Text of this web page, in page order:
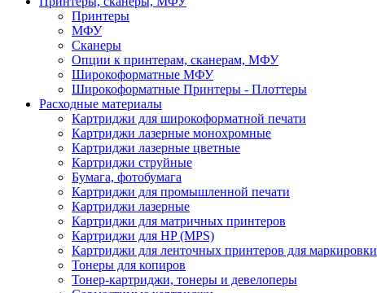
Принтеры
МФУ
Сканеры
Опции к принтерам, сканерам, МФУ
Широкоформатные МФУ
Широкоформатные Принтеры - Плоттеры
Расходные материалы
Картриджи для широкоформатной печати
Картриджи лазерные монохромные
Картриджи лазерные цветные
Картриджи струйные
Бумага, фотобумага
Картриджи для промышленной печати
Картриджи лазерные
Картриджи для матричных принтеров
Картриджи для HP (MPS)
Картриджи для ленточных принтеров для маркировки
Тонеры для копиров
Тонер-картриджи, тонеры и девелоперы